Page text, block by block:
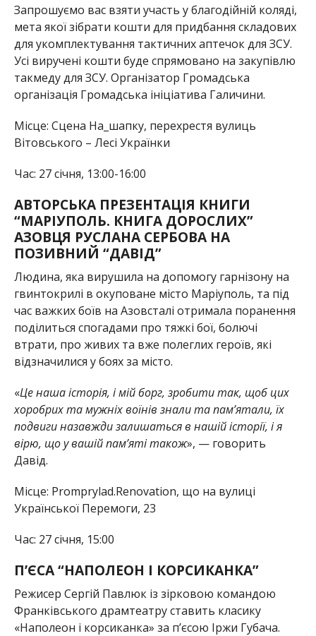
Запрошуємо вас взяти участь у благодійній коляді,
мета якої зібрати кошти для придбання складових
для укомплектування тактичних аптечок для ЗСУ.
Усі виручені кошти буде спрямовано на закупівлю
такмеду для ЗСУ. Організатор Громадська
організація Громадська ініціатива Галичини.
Місце: Сцена На_шапку, перехрестя вулиць
Вітовського – Лесі Українки
Час: 27 січня, 13:00-16:00
АВТОРСЬКА ПРЕЗЕНТАЦІЯ КНИГИ
“МАРІУПОЛЬ. КНИГА ДОРОСЛИХ”
АЗОВЦЯ РУСЛАНА СЕРБОВА НА
ПОЗИВНИЙ “ДАВІД”
Людина, яка вирушила на допомогу гарнізону на
гвинтокрилі в окуповане місто Маріуполь, та під
час важких боїв на Азовсталі отримала поранення
поділиться спогадами про тяжкі бої, болючі
втрати, про живих та вже полеглих героїв, які
відзначилися у боях за місто.
«Це наша історія, і мій борг, зробити так, щоб цих
хоробрих та мужніх воїнів знали та памʼятали, їх
подвиги назавжди залишаться в нашій історії, і я
вірю, що у вашій памʼяті також», — говорить
Давід.
Місце: Promprylad.Renovation, що на вулиці
Української Перемоги, 23
Час: 27 січня, 15:00
П’ЄСА “НАПОЛЕОН І КОРСИКАНКА”
Режисер Сергій Павлюк із зірковою командою
Франківського драмтеатру ставить класику
«Наполеон і корсиканка» за п’єсою Іржи Губача.